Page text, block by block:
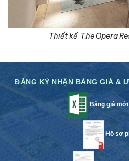
Thiết kế The Opera
ĐĂNG KÝ NHẬN BẢNG GIÁ &
Bảng giá
Hồ sơ